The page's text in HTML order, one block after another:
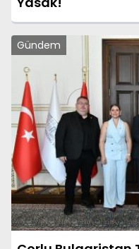
Gündem